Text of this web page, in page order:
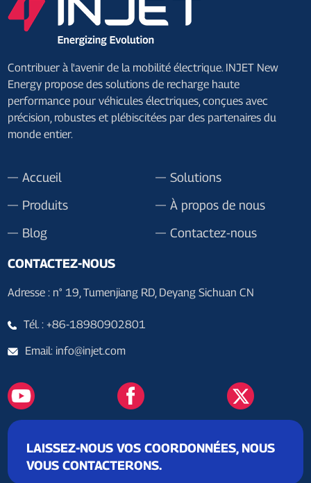
Contribuer à l'avenir de la mobilité électrique. INJET New
Energy propose des solutions de recharge haute
performance pour véhicules électriques, conçues avec
précision, robustes et plébiscitées par des partenaires du
monde entier.
Accueil
Solutions
Produits
À propos de nous
Blog
Contactez-nous
CONTACTEZ-NOUS
Adresse : n° 19, Tumenjiang RD, Deyang Sichuan CN
Tél. : +86-18980902801
Email: info@injet.com
LAISSEZ-NOUS VOS COORDONNÉES, NOUS
VOUS CONTACTERONS.